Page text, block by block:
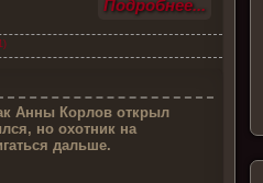
Подробнее...
Анны Корлов открыл
но охотник на
дальше.